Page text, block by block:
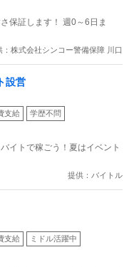
保証します！ 週0～6日ま
：株式会社シンコー警備保障 川口
設営
支給 学歴不問
イトで稼ごう！夏はイベント
提供：バイトル
支給 ミドル活躍中